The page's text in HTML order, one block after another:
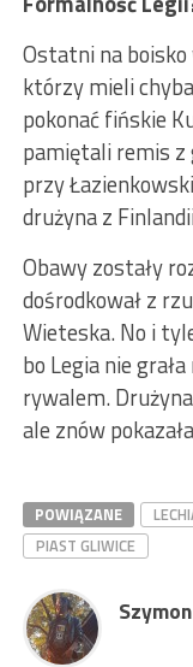
Ostatni na boisko
którzy mieli
pokonać fińskie
pamiętali remis z
przy
drużyna z
Obawy zostały
dośrodkował z
Wieteska. No i
bo Legia nie
rywalem.
ale znów
POWIĄZANE
PIAST GLIWICE